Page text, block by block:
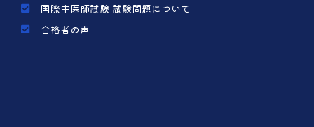
国際中医師試験 試験問題について
合格者の声